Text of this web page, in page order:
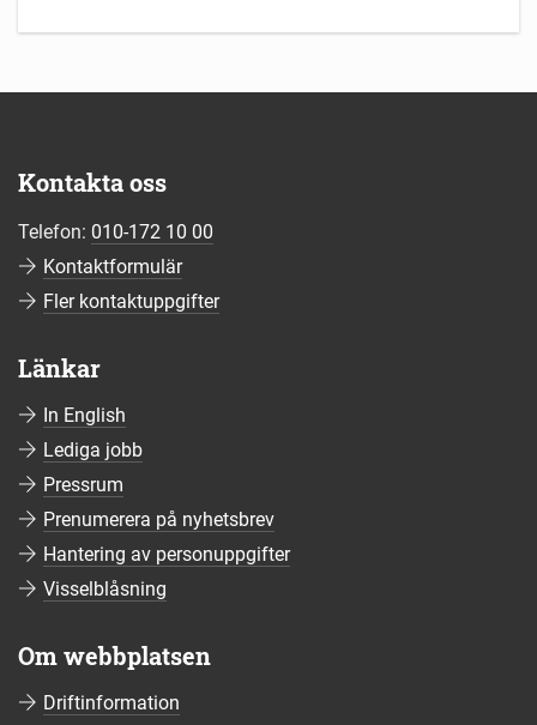
Kontakta oss
Telefon: 010-172 10 00
Kontaktformulär
Fler kontaktuppgifter
Länkar
In English
Lediga jobb
Pressrum
Prenumerera på nyhetsbrev
Hantering av personuppgifter
Visselblåsning
Om webbplatsen
Driftinformation